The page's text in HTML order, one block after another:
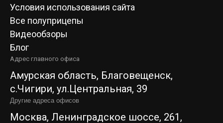
Условия использования сайта
Все полуприцепы
Видеообзоры
Блог
Адрес главного офиса
Амурская область, Благовещенск,
c.Чигири, ул.Центральная, 39
Другие адреса офисов
Москва, Ленинградское шоссе, 261,